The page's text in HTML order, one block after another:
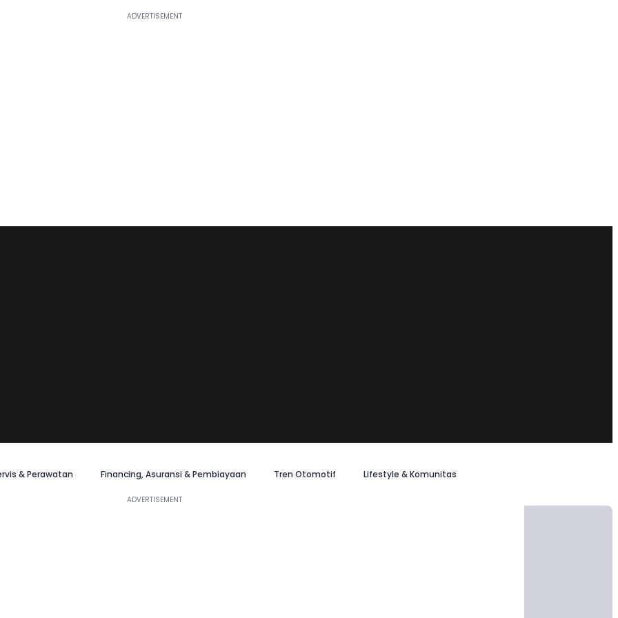
& Perawatan Financing, Asuransi & Pembiayaan Tren Otomotif Lifestyle & Komunitas